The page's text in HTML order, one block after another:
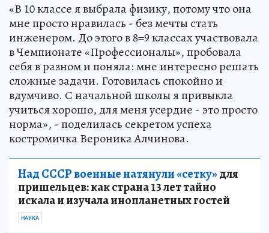
«В 10 классе я выбрала физику, потому что она
мне просто нравилась - без мечты стать
инженером. До этого в 8=9 классах участвовала
в Чемпионате «Профессионалы», пробовала
себя в разном и поняла: мне интересно решать
сложные задачи. Готовилась спокойно и
вдумчиво. С начальной школы я привыкла
учиться хорошо, для меня усердие - это просто
норма», - поделилась секретом успеха
костромичка Вероника Алчинова.
Над СССР военные натянули «сетку»для
пришельцев: как страна 13 лет тайно
искала и изучала инопланетных гостей
НАУКА